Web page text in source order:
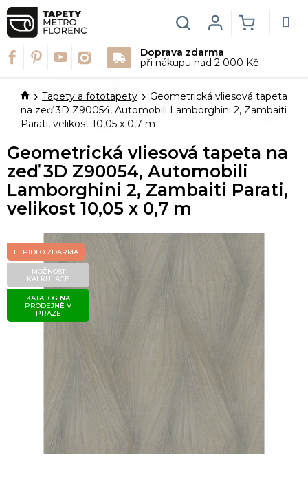
Přejít
na
obsah
Doprava zdarma
při nákupu nad 2 000 Kč
Hledat
KOŠÍK
Login
DomůTapety a fototapety
Geometrická vliesová tapeta
na zeď 3D Z90054, Automobili Lamborghini 2, Zambaiti
Parati, velikost 10,05 x 0,7 m
Geometrická vliesová tapeta na
zeď 3D Z90054, Automobili
Lamborghini 2, Zambaiti Parati,
velikost 10,05 x 0,7 m
LEPIDLO ZDARMA
MOŽNOST
KALKULACE
KATALOG NA
PRODEJNĚ V
PRAZE